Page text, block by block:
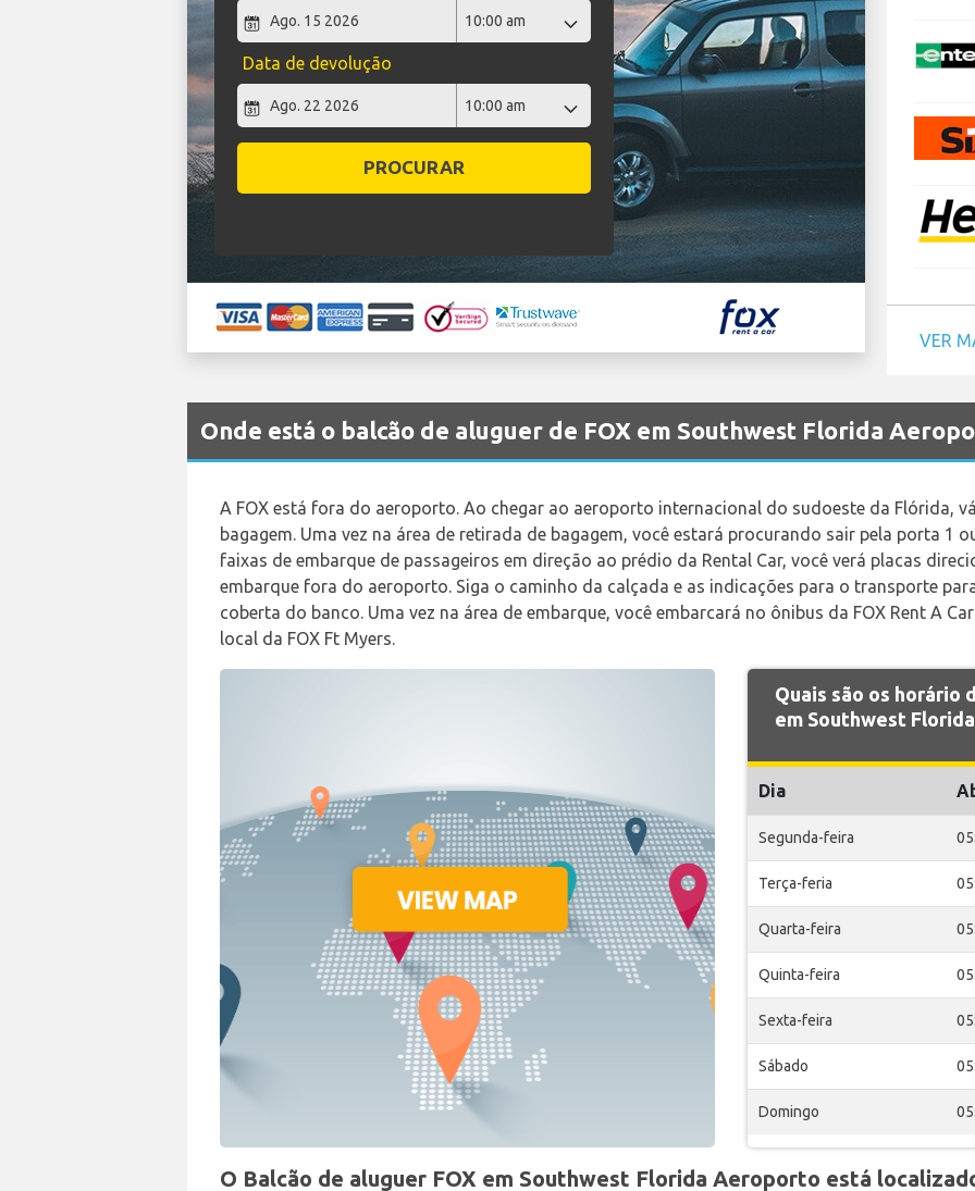
Data de devolução
PROCURAR
VER
Onde está o balcão de aluguer de FOX em Southwest Florida
A FOX está fora do aeroporto. Ao chegar ao aeroporto internacional do sudoeste da Flórida,
bagagem. Uma vez na área de retirada de bagagem, você estará procurando sair pela porta 1
faixas de embarque de passageiros em direção ao prédio da Rental Car, você verá placas
embarque fora do aeroporto. Siga o caminho da calçada e as indicações para o transporte
coberta do banco. Uma vez na área de embarque, você embarcará no ônibus da FOX Rent A
local da FOX Ft Myers.
Quais são os horário
em Southwest
Dia
Segunda-feira
Terça-feria
Quarta-feira
Quinta-feira
Sexta-feira
Sábado
Domingo
O Balcão de aluguer FOX em Southwest Florida Aeroporto está